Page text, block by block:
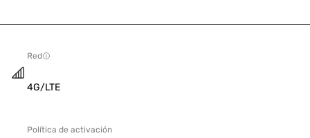
Red
4G/LTE
Política de activación